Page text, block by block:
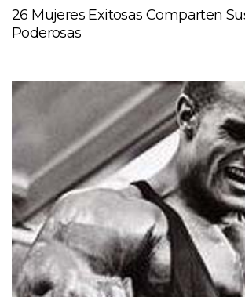
26 Mujeres Exitosas Comparten
Poderosas